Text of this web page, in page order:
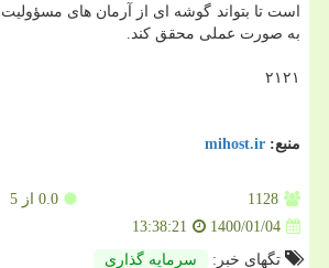
است تا بتواند گوشه ای از آرمان های
به صورت عملی محقق کند.
۲۱۲۱
منبع: mihost.ir
1128
0.0 از 5
1400/01/04
13:38:21
تگهای خبر:
سرمایه گذاری